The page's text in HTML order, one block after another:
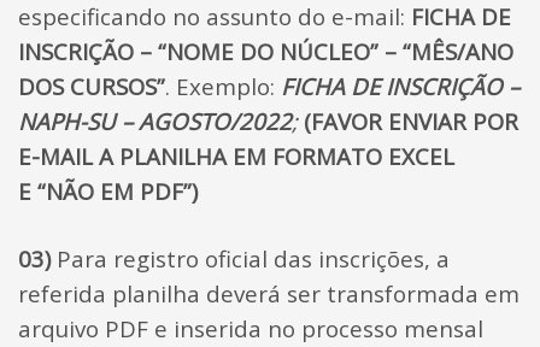
especificando no assunto do e-mail: FICHA DE
INSCRIÇÃO – “NOME DO NÚCLEO” – “MÊS/ANO
DOS CURSOS”. Exemplo: FICHA DE INSCRIÇÃO –
NAPH-SU – AGOSTO/2022; (FAVOR ENVIAR POR
E-MAIL A PLANILHA EM FORMATO EXCEL
E “NÃO EM PDF”)
03)Para registro oficial das inscrições, a
referida planilha deverá ser transformada em
arquivo PDF e inserida no processo mensal